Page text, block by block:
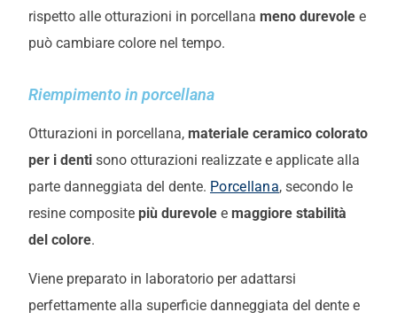
rispetto alle otturazioni in porcellana meno durevole e
può cambiare colore nel tempo.
Riempimento in porcellana
Otturazioni in porcellana, materiale ceramico colorato
per i denti sono otturazioni realizzate e applicate alla
parte danneggiata del dente. Porcellana, secondo le
resine composite più durevole e maggiore stabilità
del colore.
Viene preparato in laboratorio per adattarsi
perfettamente alla superficie danneggiata del dente e